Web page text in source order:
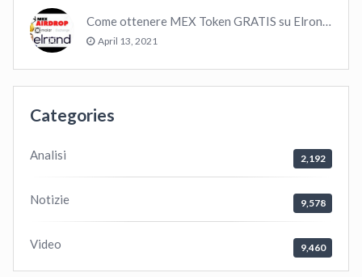
Come ottenere MEX Token GRATIS su Elrond ?
April 13, 2021
Categories
Analisi 2,192
Notizie 9,578
Video 9,460